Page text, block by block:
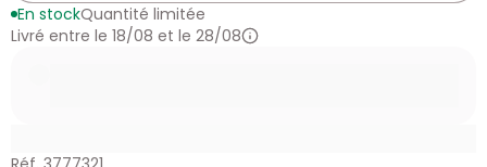
En stockQuantité limitée
Livré entre le 18/08 et le 28/08